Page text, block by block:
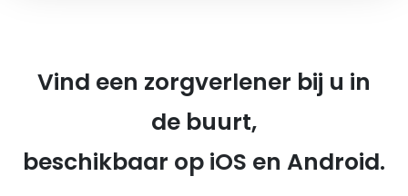
Vind een zorgverlener bij u in
de buurt,
beschikbaar op iOS en Android.